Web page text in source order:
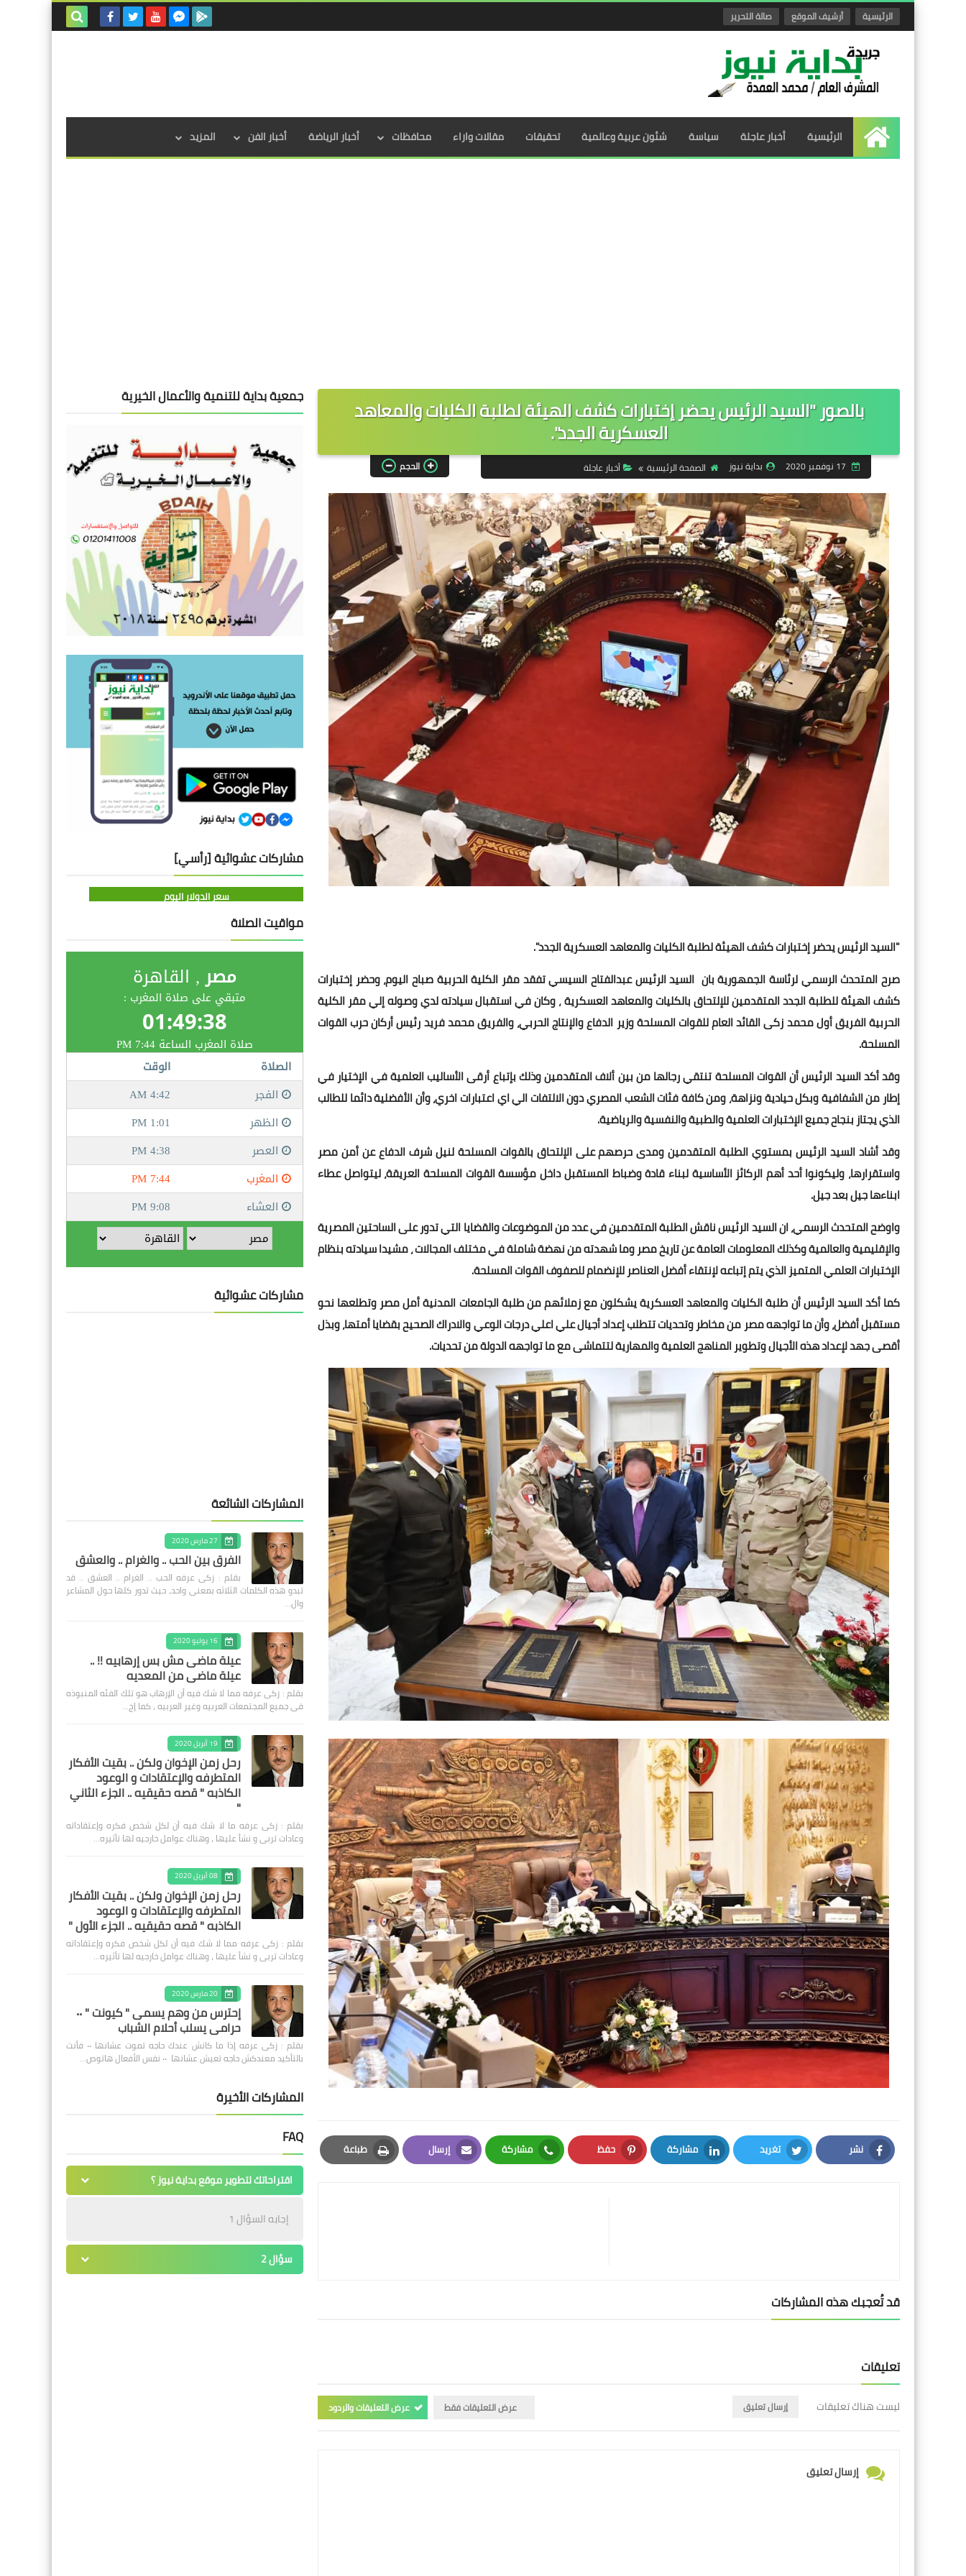
الرئيسية أرشيف الموقع صالة التحرير
الرئيسية
الرئيسية أخبار عاجلة سياسة شئون عربية وعالمية تحقيقات مقالات واراء محافظات أخبار الرياضة أخبار الفن المزيد
بالصور "السيد الرئيس يحضر إختبارات كشف الهيئة لطلبة الكليات والمعاهد
العسكرية الجدد".
بداية نيوز الصفحة الرئيسية أخبار عاجلة الحجم
"السيد الرئيس يحضر إختبارات كشف الهيئة لطلبة الكليات والمعاهد العسكرية الجدد".
صرح المتحدث الرسمي لرئاسة الجمهورية بان السيد الرئيس عبدالفتاح السيسي تفقد مقر الكلية الحربية صباح اليوم، وحضر إختبارات
کشف الهيئة للطلبة الجدد المتقدمين للإلتحاق بالكليات والمعاهد العسكرية ، وكان في استقبال سيادته لدي وصوله إلي مقر الكلية
الحربية الفريق أول محمد زکی القائد العام للقوات المسلحة وزير الدفاع والإنتاج الحربي، والفريق محمد فريد رئيس أركان حرب القوات
المسلحة.
وقد أكد السيد الرئيس أن القوات المسلحة تنتقي رجالها من بين ألاف المتقدمين وذلك بإتباع أرقى الأساليب العلمية في الإختيار في
إطار من الشفافية وبكل حيادية ونزاهة، ومن كافة فئات الشعب المصري دون الالتفات الي اي اعتبارات اخري، وأن الأفضلية دائما للطالب
الذي يجتاز بنجاح جميع الإختبارات العلمية والطبية والنفسية والرياضية.
وقد أشاد السيد الرئيس بمستوي الطلبة المتقدمين ومدى حرصهم على الإلتحاق بالقوات المسلحة لنيل شرف الدفاع عن أمن مصر
واستقرارها، وليكونوا أحد أهم الركائز الأساسية لبناء قادة وضباط المستقبل داخل مؤسسة القوات المسلحة العريقة، ليتواصل عطاء
ابناءها جيل بعد جيل.
واوضح المتحدث الرسمي، ان السيد الرئيس ناقش الطلبة المتقدمين في عدد من الموضوعات والقضايا التي تدور على الساحتين المصرية
والإقليمية والعالمية وكذلك المعلومات العامة عن تاريخ مصر وما شهدته من نهضة شاملة في مختلف المجالات ، مشيدا سيادته بنظام
الإختبارات العلمي المتميز الذي يتم إتباعه لإنتقاء أفضل العناصر للإنضمام للصفوف القوات المسلحة.
كما أكد السيد الرئيس أن طلبة الكليات والمعاهد العسكرية يشكلون مع زملائهم من طلبة الجامعات المدنية أمل مصر وتطلعها نحو
مستقبل أفضل، وأن ما تواجهه مصر من مخاطر وتحديات تتطلب إعداد أجيال علي اعلي درجات الوعي والادراك الصحيح بقضايا أمتها، وبذل
أقصى جهد لإعداد هذه الأجيال وتطوير المناهج العلمية والمهارية لتتماشى مع ما تواجهه الدولة من تحديات.
نشر
Facebook
تغريد
Twitter
مشاركة
LinkedIn
حفظ
Pinterest
مشاركة
Whatsapp
إرسال
Email
طباعة
Print
قد تُعجبك هذه المشاركات
تعليقات
ليست هناك تعليقات إرسال تعليق عرض التعليقات فقط عرض التعليقات والردود
إرسال تعليق
جمعية بداية للتنمية والأعمال الخيرية
مشاركات عشوائية [رأسي]
سعر الدولار اليوم
مواقيت الصلاة
مشاركات عشوائية
المشاركات الشائعة
27 مارس 2020
الفرق بين الحب .. والغرام .. والعشق
بقلم : زكى عرفه الحب .. الغرام .. العشق .. قد
تبدو هذه الكلمات الثلاثه بمعنى واحد، حيث تدور كلها حول المشاعر
وال…
16 يوليو 2020
عيلة ماضى مش بس إرهابيه !! ..
عيلة ماضى من المعديه
بقلم : زكى عرفه مما لا شك فيه أن الإرهاب هو تلك الفئه المنبوذه
فى جميع المجتمعات العربيه وغير العربيه ، كما إج…
19 أبريل 2020
رحل زمن الإخوان ولكن .. بقيت الأفكار
المتطرفه والإعتقادات و الوعود
الكاذبه " قصه حقيقيه .. الجزء الثاني
"
بقلم : زكى عرفه ‎ما لا شك فيه أن لكل شخص فكره وإعتقاداته
وعادات تربى و نشأ عليها ، وهناك عوامل خارجيه لها تأثيره…
08 أبريل 2020
رحل زمن الإخوان ولكن .. بقيت الأفكار
المتطرفه والإعتقادات و الوعود
الكاذبه " قصه حقيقيه .. الجزء الأول "
بقلم : زكى عرفه مما لا شك فيه أن لكل شخص فكره وإعتقاداته
وعادات تربى و نشأ عليها ، وهناك عوامل خارجيه لها تأثيره…
20 مارس 2020
إحترس من وهم يسمى " كيونت " ٠٠
حرامى يسلب أحلام الشباب
بقلم : زكى عرفه ‎إذا ما كانش عندك حاجه تموت عشانها ٠٠ فأنت
بالتأكيد معندكش حاجه تعيش عشانها ٠٠ نفس الأفعال هاتوص…
المشاركات الأخيرة
FAQ
اقتراحاتك لتطوير موقع بداية نيوز ؟
إجابه السؤال 1
سؤال 2